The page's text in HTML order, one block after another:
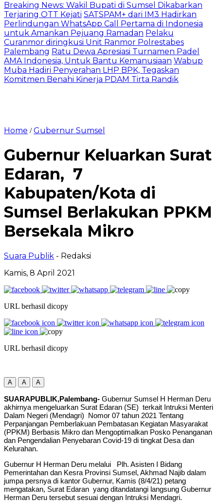
Breaking News: Wakil Bupati di Sumsel Dikabarkan
Terjaring OTT Kejati SATSPAM+ dari IM3 Hadirkan
Perlindungan WhatsApp Call Pertama di Indonesia
untuk Amankan Pejuang Ramadan Pelaku
Curanmor diringkusi Unit Ranmor Polrestabes
Palembang Ratu Dewa Apresiasi Turnamen Padel
AMA Indonesia, Untuk Bantu Kemanusiaan Wabup
Muba Hadiri Penyerahan LHP BPK, Tegaskan
Komitmen Benahi Kinerja PDAM Tirta Randik
Home /Gubernur Sumsel
Gubernur Keluarkan Surat
Edaran, 7
Kabupaten/Kota di
Sumsel Berlakukan PPKM
Bersekala Mikro
Suara Publik - Redaksi
Kamis, 8 April 2021
URL berhasil dicopy
URL berhasil dicopy
A A A
SUARAPUBLIK,Palembang- Gubernur Sumsel H Herman Deru
akhirnya mengeluarkan Surat Edaran (SE) terkait Intruksi Menteri
Dalam Negeri (Mendagri) Nomor 07 tahun 2021 Tentang
Perpanjangan Pemberlakuan Pembatasan Kegiatan Masyarakat
(PPKM) Berbasis Mikro dan Mengoptimalkan Posko Penanganan
dan Pengendalian Penyebaran Covid-19 di tingkat Desa dan
Kelurahan.
Gubernur H Herman Deru melalui Plh. Asisten I Bidang
Pemerintahan dan Kesra Provinsi Sumsel, Akhmad Najib dalam
jumpa persnya di kantor Gubernur, Kamis (8/4/21) petang
mengatakan, Surat Edaran yang ditandatangi langsung Gubernur
Herman Deru tersebut sesuai dengan Intruksi Mendagri.